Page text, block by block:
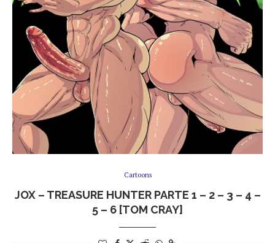
Cartoons
JOX – TREASURE HUNTER PARTE 1 – 2 – 3 – 4 –
5 – 6 [TOM CRAY]